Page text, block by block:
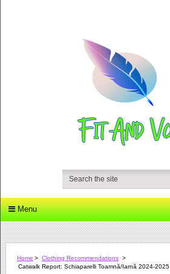
Menu
Home > Clothing Recommendations >
Catwalk Report: Schiaparelli Toamnă/iarnă 2024-2025